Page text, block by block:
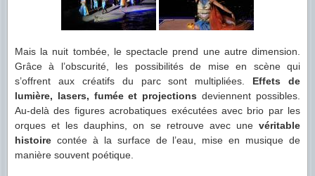
Mais la nuit tombée, le spectacle prend une autre dimension.
Grâce à l’obscurité, les possibilités de mise en scène qui
s’offrent aux créatifs du parc sont multipliées. Effets de
lumière, lasers, fumée et projections deviennent possibles.
Au-delà des figures acrobatiques exécutées avec brio par les
orques et les dauphins, on se retrouve avec une véritable
histoire contée à la surface de l’eau, mise en musique de
manière souvent poétique.